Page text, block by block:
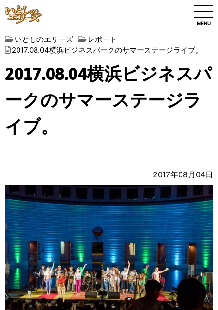
MENU
いとしのエリーズ
レポート
2017.08.04横浜ビジネスパークのサマーステージライブ。
2017.08.04横浜ビジネスパ
ークのサマーステージラ
イブ。
2017年08月04日